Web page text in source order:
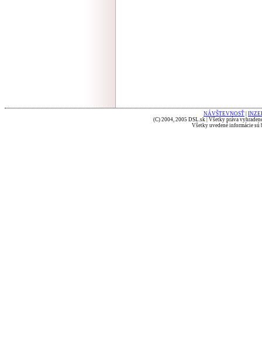
NÁVŠTEVNOSŤ
(C) 2004, 2005 DSL.sk | Všetky práva
Všetky uvedené informácie sú